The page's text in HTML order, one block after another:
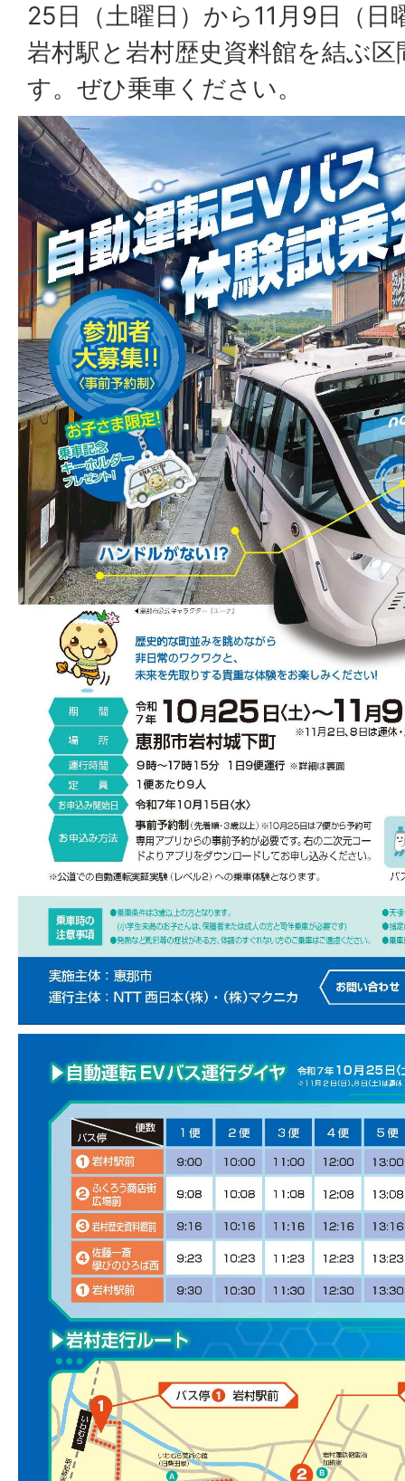
25日（土曜日）から11月9日（日
岩村駅と岩村歴史資料館を結ぶ
す。ぜひ乗車ください。